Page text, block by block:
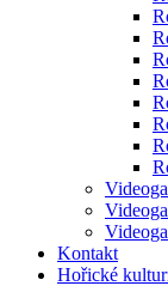
Kontakt
Hořické